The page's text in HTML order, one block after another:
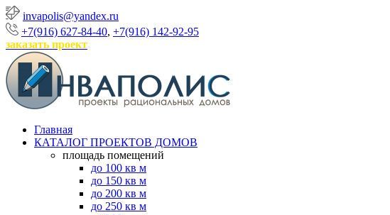
invapolis@yandex.ru
+7(916) 627-84-40, +7(916) 142-92-95
заказать проект
Главная
КАТАЛОГ ПРОЕКТОВ ДОМОВ
площадь помещений
до 100 кв м
до 150 кв м
до 200 кв м
до 250 кв м